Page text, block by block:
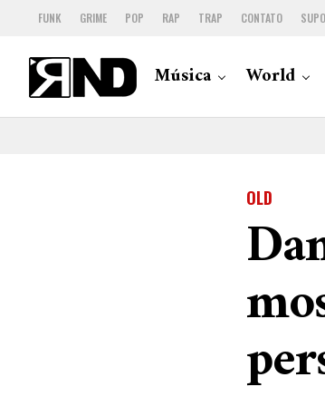
FUNK GRIME POP RAP TRAP CONTATO
Música World
OLD